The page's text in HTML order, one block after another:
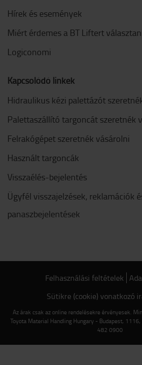
Hírek és események
Miért érdemes a BT Liftert
Logiconomi
Kapcsolódó linkek
Hidraulikus kézi palettázót
Palettaszállító targoncát szeretnék
Felrakógépet szeretnék vásárolni
Használt targoncák
Visszaélés-bejelentés
Ügyfél visszajelzések, reklamációk
panaszbejelentések
Felhasználási feltételek
Sütikre (cookie) vonatkozó
Az árak csak az online rendelésekre érvényesek.
Toyota Material Handling Hungary - Budapest,
482 0900